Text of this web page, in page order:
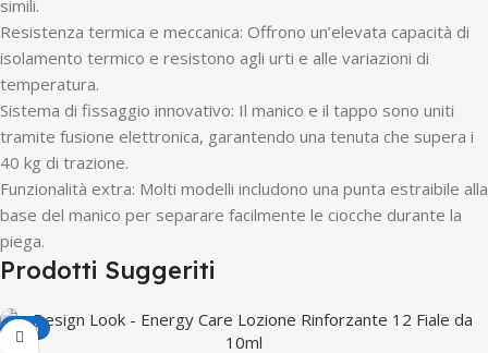
simili.
Resistenza termica e meccanica: Offrono un’elevata capacità di
isolamento termico e resistono agli urti e alle variazioni di
temperatura.
Sistema di fissaggio innovativo: Il manico e il tappo sono uniti
tramite fusione elettronica, garantendo una tenuta che supera i
40 kg di trazione.
Funzionalità extra: Molti modelli includono una punta estraibile alla
base del manico per separare facilmente le ciocche durante la
piega.
Prodotti Suggeriti
-50%